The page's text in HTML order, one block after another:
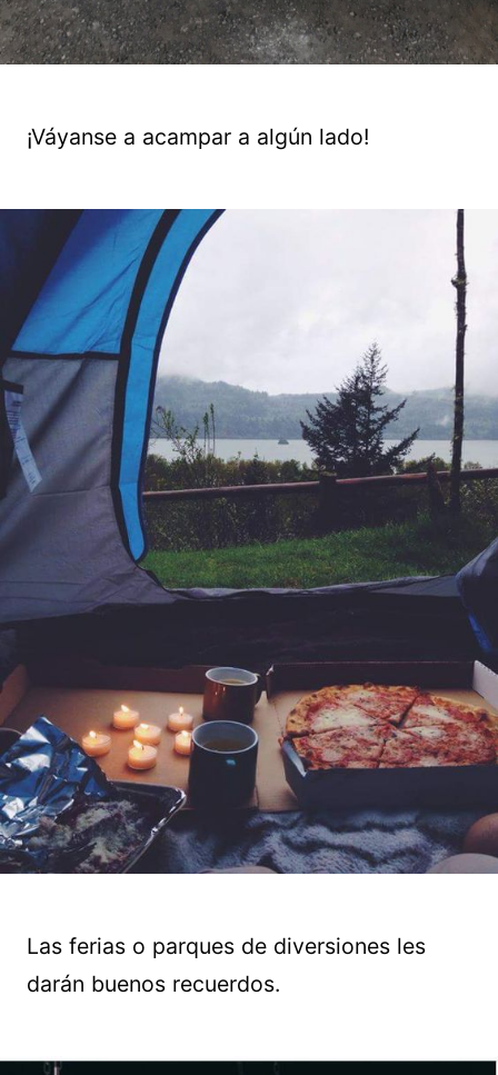
¡Váyanse a acampar a algún lado!
Las ferias o parques de diversiones les
darán buenos recuerdos.